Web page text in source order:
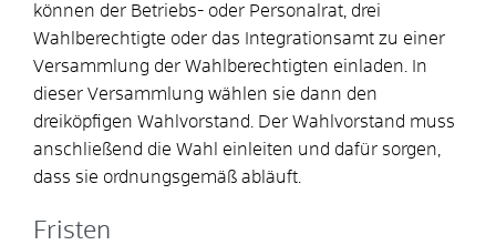
können der Betriebs- oder Personalrat, drei
Wahlberechtigte oder das Integrationsamt zu einer
Versammlung der Wahlberechtigten einladen. In
dieser Versammlung wählen sie dann den
dreiköpfigen Wahlvorstand. Der Wahlvorstand muss
anschließend die Wahl einleiten und dafür sorgen,
dass sie ordnungsgemäß abläuft.
Fristen